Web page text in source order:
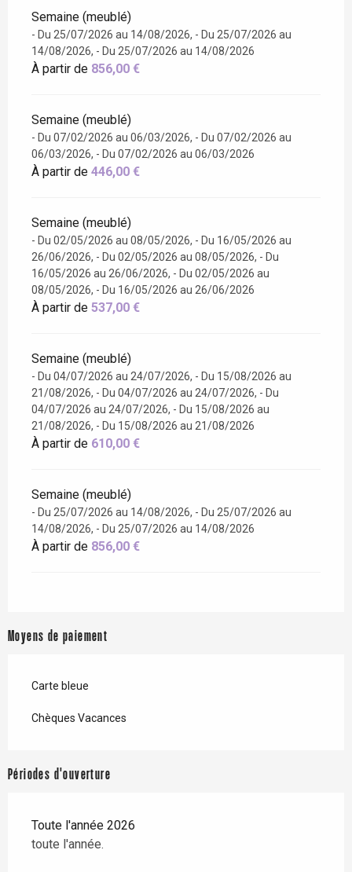
Semaine (meublé)
- Du 25/07/2026 au 14/08/2026, - Du 25/07/2026 au
14/08/2026, - Du 25/07/2026 au 14/08/2026
À partir de 856,00 €
Semaine (meublé)
- Du 07/02/2026 au 06/03/2026, - Du 07/02/2026 au
06/03/2026, - Du 07/02/2026 au 06/03/2026
À partir de 446,00 €
Semaine (meublé)
- Du 02/05/2026 au 08/05/2026, - Du 16/05/2026 au
26/06/2026, - Du 02/05/2026 au 08/05/2026, - Du
16/05/2026 au 26/06/2026, - Du 02/05/2026 au
08/05/2026, - Du 16/05/2026 au 26/06/2026
À partir de 537,00 €
Semaine (meublé)
- Du 04/07/2026 au 24/07/2026, - Du 15/08/2026 au
21/08/2026, - Du 04/07/2026 au 24/07/2026, - Du
04/07/2026 au 24/07/2026, - Du 15/08/2026 au
21/08/2026, - Du 15/08/2026 au 21/08/2026
À partir de 610,00 €
Semaine (meublé)
- Du 25/07/2026 au 14/08/2026, - Du 25/07/2026 au
14/08/2026, - Du 25/07/2026 au 14/08/2026
À partir de 856,00 €
Moyens de paiement
Carte bleue
Chèques Vacances
Périodes d'ouverture
Toute l'année 2026
toute l'année.